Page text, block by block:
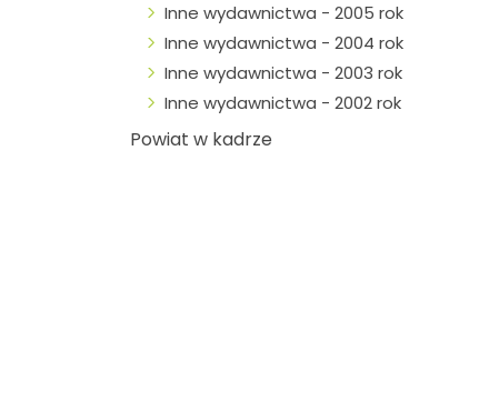
Inne wydawnictwa - 2005 rok
Inne wydawnictwa - 2004 rok
Inne wydawnictwa - 2003 rok
Inne wydawnictwa - 2002 rok
Powiat w kadrze